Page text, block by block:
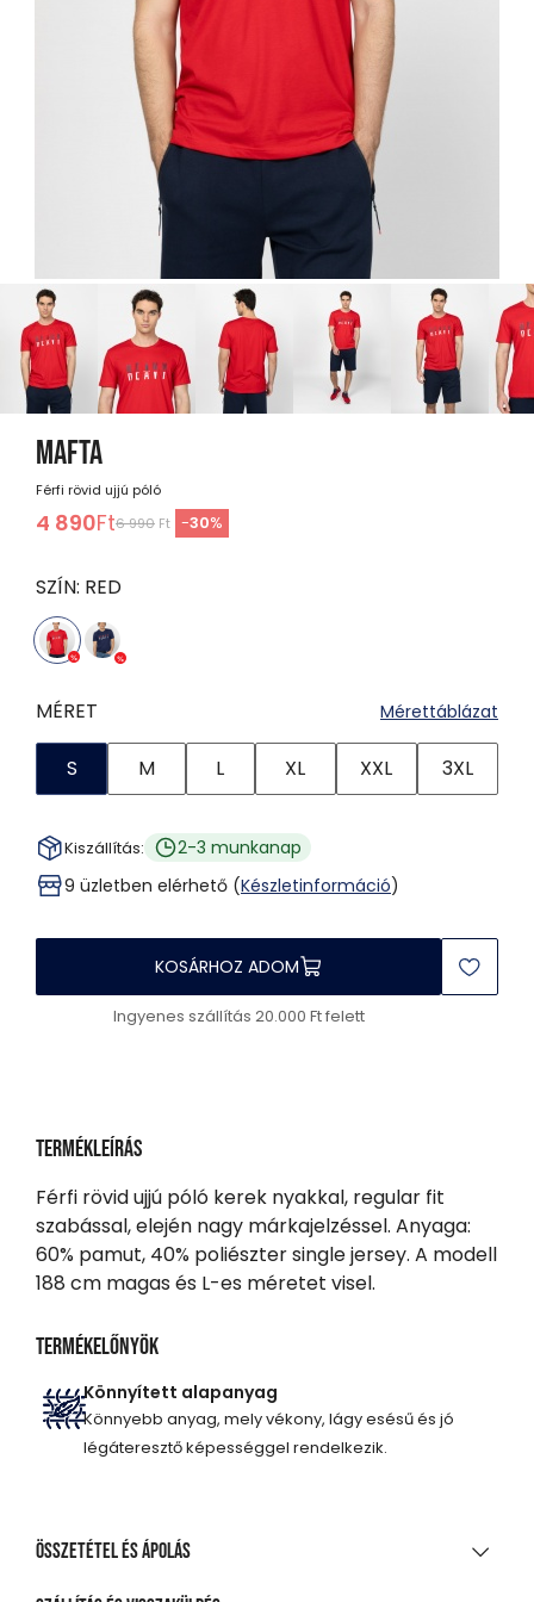
MAFTA
Férfi rövid ujjú póló
4 890Ft6 990 Ft -30%
SZÍN: RED
MÉRET Mérettáblázat
S M L XL XXL 3XL
Kiszállítás:
2-3 munkanap
9 üzletben elérhető (Készletinformáció)
KOSÁRHOZ ADOM
Ingyenes szállítás 20.000 Ft felett
Termékleírás
Férfi rövid ujjú póló kerek nyakkal, regular fit
szabással, elején nagy márkajelzéssel. Anyaga:
60% pamut, 40% poliészter single jersey. A modell
188 cm magas és L-es méretet visel.
Termékelőnyök
Könnyített alapanyag
Könnyebb anyag, mely vékony, lágy esésű és jó
légáteresztő képességgel rendelkezik.
Összetétel és ápolás